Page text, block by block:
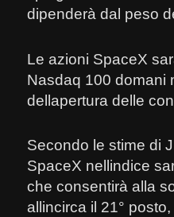
dipenderà dal peso
Le azioni SpaceX
Nasdaq 100 domani
dellapertura delle
Secondo le stime di
SpaceX nellindice
che consentirà alla
allincirca il 21°